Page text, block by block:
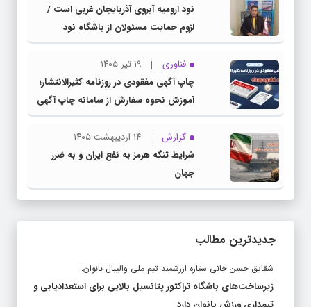
نود ارومیه آبروی آذربایجان غربی است /
لزوم حمایت مسئولان از باشگاه نود
فناوری
۱۹ تیر ۱۴۰۵
چاپ آگهی مفقودی در روزنامه کثیرالانتشار؛
آموزش نحوه سفارش از سامانه چاپ آگهی
دات کام
گزارش
۱۴ اردیبهشت ۱۴۰۵
شرایط تنگه هرمز به نفع ایران و به ضرر
جهان
جدیدترین مطالب
شقایق حسن خانی ستاره ارزشمند تیم ملی والیبال بانوان:
زیرساخت‌های باشگاه تراکتور پتانسیل بالایی برای استعدادیابی و